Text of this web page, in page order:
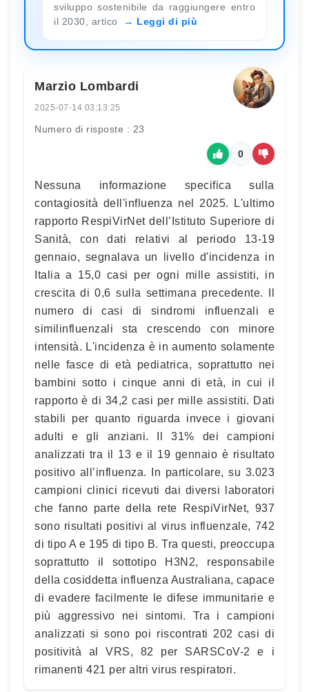
sviluppo sostenibile da raggiungere entro
il 2030, artico
Leggi di più
Marzio Lombardi
2025-07-14 03:13:25
Numero di risposte : 23
0
Nessuna informazione specifica sulla
contagiosità dell'influenza nel 2025. L'ultimo
rapporto RespiVirNet dell’Istituto Superiore di
Sanità, con dati relativi al periodo 13-19
gennaio, segnalava un livello d'incidenza in
Italia a 15,0 casi per ogni mille assistiti, in
crescita di 0,6 sulla settimana precedente. Il
numero di casi di sindromi influenzali e
similinfluenzali sta crescendo con minore
intensità. L'incidenza è in aumento solamente
nelle fasce di età pediatrica, soprattutto nei
bambini sotto i cinque anni di età, in cui il
rapporto è di 34,2 casi per mille assistiti. Dati
stabili per quanto riguarda invece i giovani
adulti e gli anziani. Il 31% dei campioni
analizzati tra il 13 e il 19 gennaio è risultato
positivo all’influenza. In particolare, su 3.023
campioni clinici ricevuti dai diversi laboratori
che fanno parte della rete RespiVirNet, 937
sono risultati positivi al virus influenzale, 742
di tipo A e 195 di tipo B. Tra questi, preoccupa
soprattutto il sottotipo H3N2, responsabile
della cosiddetta influenza Australiana, capace
di evadere facilmente le difese immunitarie e
più aggressivo nei sintomi. Tra i campioni
analizzati si sono poi riscontrati 202 casi di
positività al VRS, 82 per SARSCoV-2 e i
rimanenti 421 per altri virus respiratori.